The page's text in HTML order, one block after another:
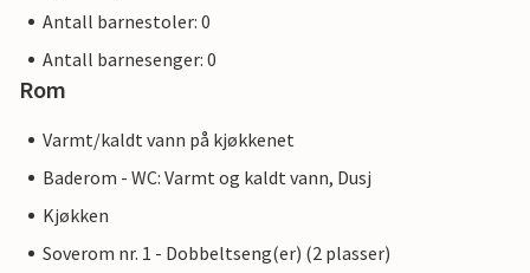
Antall barnestoler: 0
Antall barnesenger: 0
Rom
Varmt/kaldt vann på kjøkkenet
Baderom - WC: Varmt og kaldt vann, Dusj
Kjøkken
Soverom nr. 1 - Dobbeltseng(er) (2 plasser)